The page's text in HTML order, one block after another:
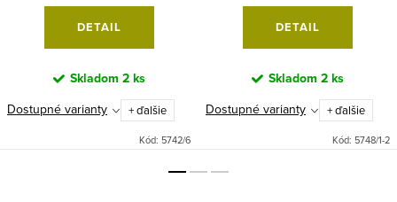
DETAIL
Skladom 2 ks
Dostupné varianty
+ ďalšie
Kód: 5742/6
DETAIL
Skladom 2 ks
Dostupné varianty
+ ďalšie
Kód: 5748/1-2